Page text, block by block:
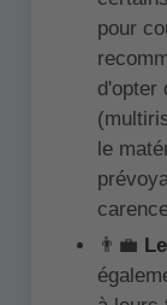
pour
d'opter
le
👨‍💼